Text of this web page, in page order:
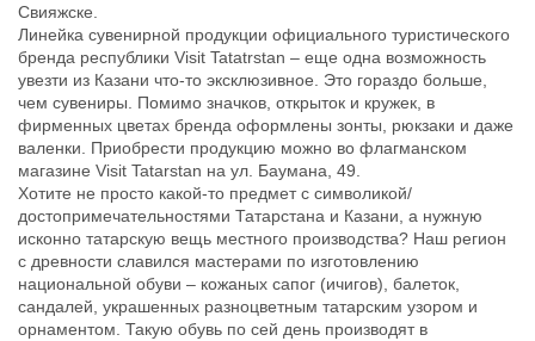
Свияжске.
Линейка сувенирной продукции официального туристического
бренда республики Visit Tatatrstan – еще одна возможность
увезти из Казани что-то эксклюзивное. Это гораздо больше,
чем сувениры. Помимо значков, открыток и кружек, в
фирменных цветах бренда оформлены зонты, рюкзаки и даже
валенки. Приобрести продукцию можно во флагманском
магазине Visit Tatarstan на ул. Баумана, 49.
Хотите не просто какой-то предмет с символикой/
достопримечательностями Татарстана и Казани, а нужную
исконно татарскую вещь местного производства? Наш регион
с древности славился мастерами по изготовлению
национальной обуви – кожаных сапог (ичигов), балеток,
сандалей, украшенных разноцветным татарским узором и
орнаментом. Такую обувь по сей день производят в